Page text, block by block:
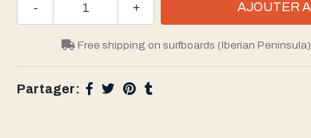
+
-
Free shipping on surfboards (Iberian Peninsula)
Partager: